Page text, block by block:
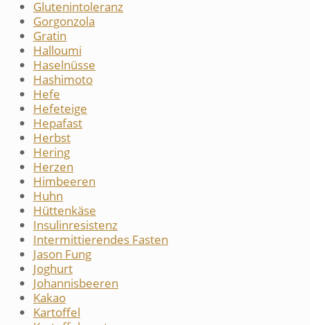
Glutenintoleranz
Gorgonzola
Gratin
Halloumi
Haselnüsse
Hashimoto
Hefe
Hefeteige
Hepafast
Herbst
Hering
Herzen
Himbeeren
Huhn
Hüttenkäse
Insulinresistenz
Intermittierendes Fasten
Jason Fung
Joghurt
Johannisbeeren
Kakao
Kartoffel